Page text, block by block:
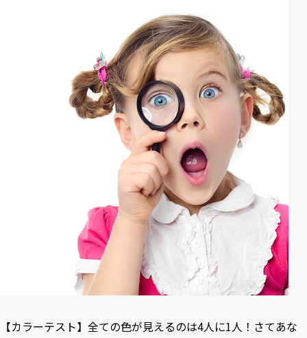
【カラーテスト】全ての色が見えるのは4人に1人！さてあな